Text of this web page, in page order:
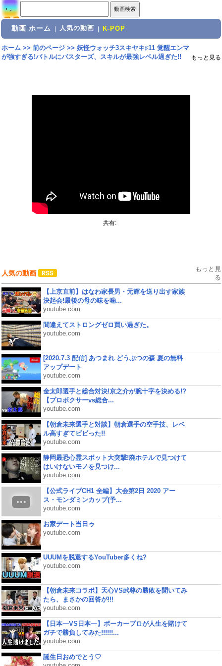
動画 ホーム 人気の動画 K-POP
ホーム>> 前のページ>> 妖怪ウォッチ3スキヤキ♯11 覚醒エンマ
が強すぎる!バトルにバスターズ、スキルが最強レベル過ぎた!!
もっと見る
共有:
人気の動画
もっと見
る
【上京直前】はなわ家長男・元輝を送り出す家族
決起会!最後の母の味を噛...
youtube.com
間違えてストロングゼロ買い過ぎた。
youtube.com
[2020.7.3 配信] あつまれ どうぶつの森 夏の無料
アップデート
youtube.com
金太郎選手と総合対決!京之介が腕十字を決める!?
【プロボクサーvs総合...
youtube.com
【朝倉未来選手と対談】朝倉選手の空手技、レベ
ル高すぎてビビった!!
youtube.com
静岡最恐心霊スポット大突撃!廃ホテルで見つけて
はいけないモノを見つけ...
youtube.com
【公式ライブCH1 全編】大会第2日 2020 アー
ス・モンダミンカップ(予...
youtube.com
お家デート当日ゥ
youtube.com
UUUMを脱退するYouTuber多くね?
youtube.com
【朝倉未来コラボ】天心VS武尊の勝敗を聞いてみ
たら、まさかの回答が!!!
youtube.com
【日本一VS日本一】ポーカープロが人生を賭けて
ガチで勝負してみた!!!!!!...
youtube.com
誕生日おめでとう♡